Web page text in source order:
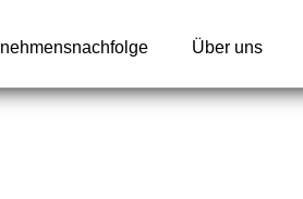
Über uns